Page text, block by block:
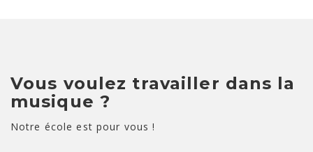
Vous voulez travailler dans la
musique ?
Notre école est pour vous !